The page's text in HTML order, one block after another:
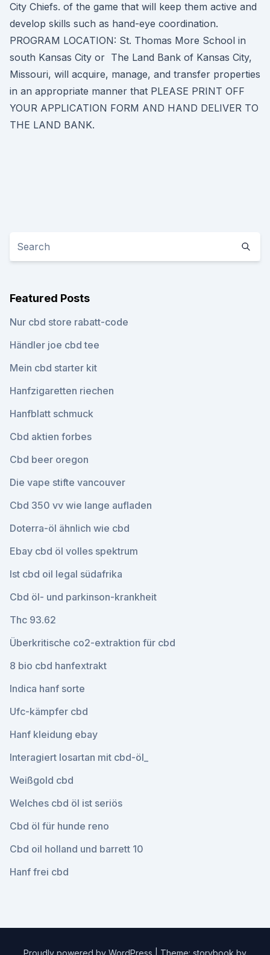
City Chiefs. of the game that will keep them active and
develop skills such as hand-eye coordination.
PROGRAM LOCATION: St. Thomas More School in
south Kansas City or The Land Bank of Kansas City,
Missouri, will acquire, manage, and transfer properties
in an appropriate manner that PLEASE PRINT OFF
YOUR APPLICATION FORM AND HAND DELIVER TO
THE LAND BANK.
Featured Posts
Nur cbd store rabatt-code
Händler joe cbd tee
Mein cbd starter kit
Hanfzigaretten riechen
Hanfblatt schmuck
Cbd aktien forbes
Cbd beer oregon
Die vape stifte vancouver
Cbd 350 vv wie lange aufladen
Doterra-öl ähnlich wie cbd
Ebay cbd öl volles spektrum
Ist cbd oil legal südafrika
Cbd öl- und parkinson-krankheit
Thc 93.62
Überkritische co2-extraktion für cbd
8 bio cbd hanfextrakt
Indica hanf sorte
Ufc-kämpfer cbd
Hanf kleidung ebay
Interagiert losartan mit cbd-öl_
Weißgold cbd
Welches cbd öl ist seriös
Cbd öl für hunde reno
Cbd oil holland und barrett 10
Hanf frei cbd
Proudly powered by WordPress Theme: storybook by